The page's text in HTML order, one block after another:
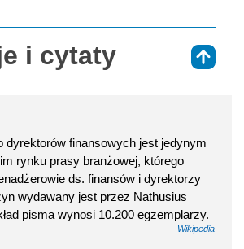
i cytaty
dyrektorów finansowych jest jedynym
rynku prasy branżowej, którego
ds. finansów i dyrektorzy
wydawany jest przez Nathusius
pisma wynosi 10.200 egzemplarzy.
Wikipedia